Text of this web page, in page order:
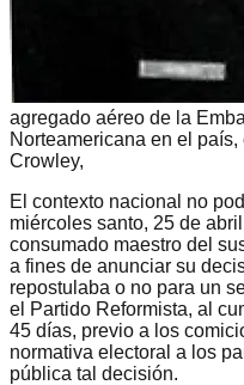
agregado aéreo de la
Norteamericana en el
Crowley,
El contexto nacional no
miércoles santo, 25 de
consumado maestro del
a fines de anunciar su
repostulaba o no para un
el Partido Reformista, al
45 días, previo a los
normativa electoral a los
pública tal decisión.